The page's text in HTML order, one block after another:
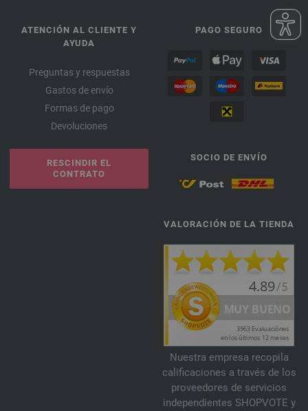
ATENCIÓN AL CLIENTE Y
AYUDA
Preguntas y respuestas
Gastos de envío
Formas de pago
Devoluciones
RESCINDIR EL
CONTRATO
PAGO SEGURO
SOCIO DE ENVÍO
VALORACIÓN DE LA TIENDA
Nuestra empresa recopila
calificaciones a través de los
proveedores de servicios
independientes SHOPVOTE y